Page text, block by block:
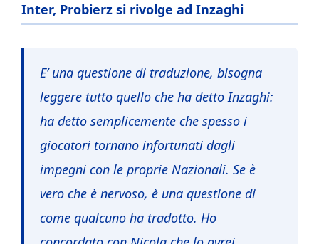
Inter, Probierz si rivolge ad Inzaghi
E’ una questione di traduzione, bisogna
leggere tutto quello che ha detto Inzaghi:
ha detto semplicemente che spesso i
giocatori tornano infortunati dagli
impegni con le proprie Nazionali. Se è
vero che è nervoso, è una questione di
come qualcuno ha tradotto. Ho